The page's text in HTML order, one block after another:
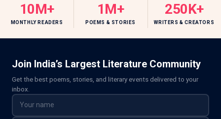
10M+
MONTHLY READERS
1M+
POEMS & STORIES
250K+
WRITERS & CREATORS
Join India’s Largest Literature Community
Get the best poems, stories, and literary events delivered to your
inbox.